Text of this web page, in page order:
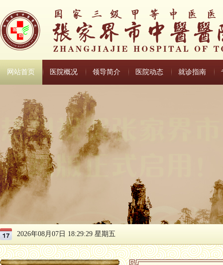
网站首页 医院概况 领导简介 医院动态 就诊指南
2026年08月07日 18:29:29 星期五